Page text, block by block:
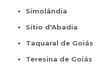
Simolândia
Sítio d'Abadia
Taquaral de Goiás
Teresina de Goiás